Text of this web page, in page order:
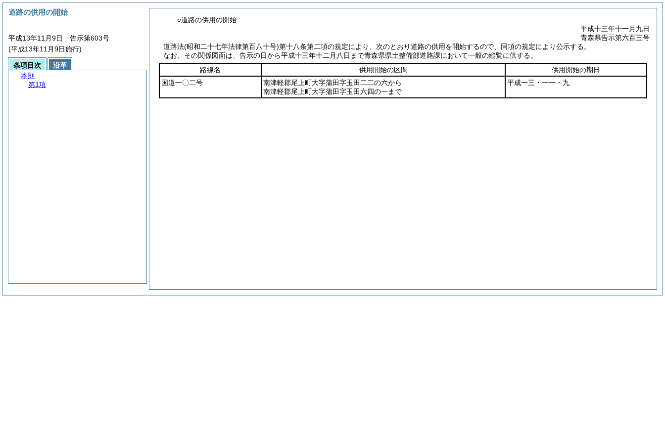
○道路の供用の開始
平成十三年十一月九日
青森県告示第六百三号
道路法(昭和二十七年法律第百八十号)第十八条第二項の規定により、次のとおり道路の供用を開始するので、同項の規定により公示する。
なお、その関係図面は、告示の日から平成十三年十二月八日まで青森県県土整備部道路課において一般の縦覧に供する。
路線名
供用開始の区間
供用開始の期日
国道一〇二号
南津軽郡尾上町大字蒲田字玉田二二の六から
南津軽郡尾上町大字蒲田字玉田六四の一まで
平成一三・一一・九
道路の供用の開始
平成13年11月9日 告示第603号
(平成13年11月9日施行)
条項目次
沿革
本則
第1項